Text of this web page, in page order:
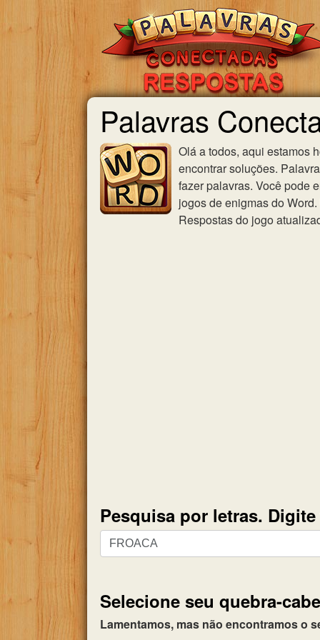
Palavras
Olá a todos, aqui estamos
encontrar soluções.
fazer palavras. Você pode
jogos de enigmas do
Respostas do jogo
Pesquisa por letras.
Pesquisa
por
todas
as
Selecione seu quebra-
Lamentamos, mas não encontramos o